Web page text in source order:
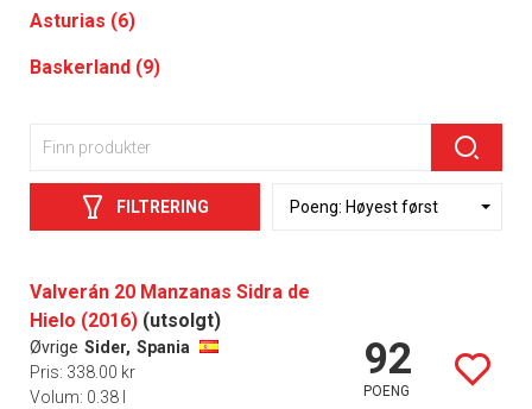
Asturias (6)
Baskerland (9)
FILTRERING
Valverán 20 Manzanas Sidra de
Hielo (2016) (utsolgt)
Øvrige Sider, Spania
Pris: 338.00 kr
Volum: 0.38 l
92
POENG